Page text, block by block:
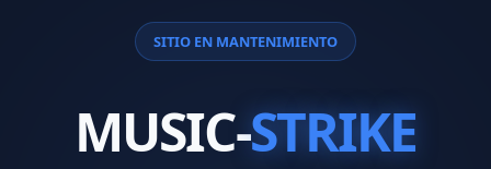
SITIO EN MANTENIMIENTO
MUSIC-STRIKE